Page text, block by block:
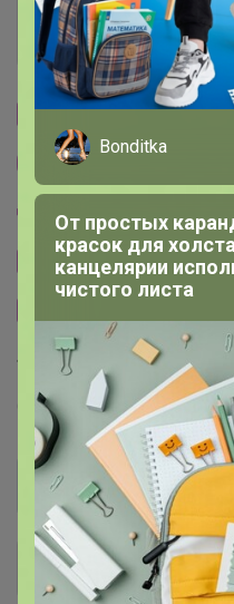
Общий каталог
История
Cтраничка
Другие СП
Пристрой
Сайт закупки
Торговые марки
GREG™ BERTHIER™ T-lab™
Bonditka
От простых
красок для
канцелярии
чистого листа